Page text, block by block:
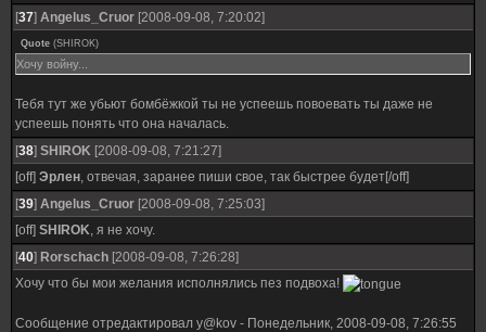
[37] Angelus_Cruor [2008-09-08, 7:20:02]
Quote (SHIROK)
Хочу войну...
Тебя тут же убьют бомбёжкой ты не успеешь повоевать ты даже не
успеешь понять что она началась.
[38] SHIROK [2008-09-08, 7:21:27]
[off] Эрлен, отвечая, заранее пиши свое, так быстрее будет[/off]
[39] Angelus_Cruor [2008-09-08, 7:25:03]
[off] SHIROK, я не хочу.
[40] Rorschach [2008-09-08, 7:26:28]
Хочу что бы мои желания исполнялись пез подвоха!
Сообщение отредактировал y@kov - Понедельник, 2008-09-08, 7:26:55